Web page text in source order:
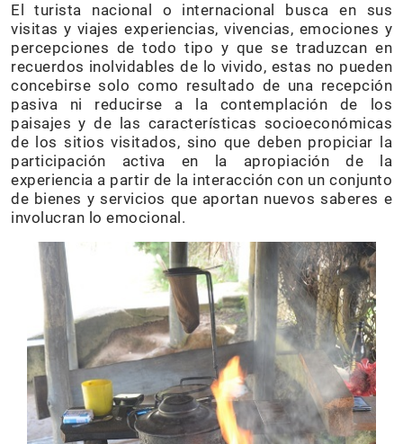
El turista nacional o internacional busca en sus
visitas y viajes experiencias, vivencias, emociones y
percepciones de todo tipo y que se traduzcan en
recuerdos inolvidables de lo vivido, estas no pueden
concebirse solo como resultado de una recepción
pasiva ni reducirse a la contemplación de los
paisajes y de las características socioeconómicas
de los sitios visitados, sino que deben propiciar la
participación activa en la apropiación de la
experiencia a partir de la interacción con un conjunto
de bienes y servicios que aportan nuevos saberes e
involucran lo emocional.